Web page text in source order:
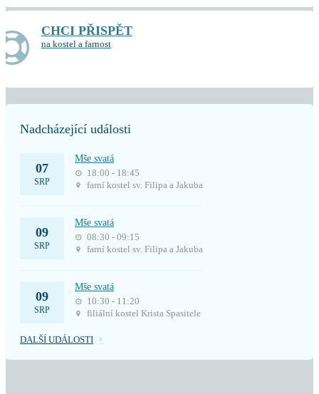
CHCI PŘISPĚT
na kostel a farnost
Nadcházející události
07
SRP
Mše svatá
18:00 - 18:45
farní kostel sv. Filipa a Jakuba
09
SRP
Mše svatá
08:30 - 09:15
farní kostel sv. Filipa a Jakuba
09
SRP
Mše svatá
10:30 - 11:20
filiální kostel Krista Spasitele
DALŠÍ UDÁLOSTI